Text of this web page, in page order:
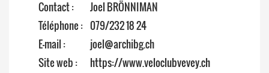
Contact :
Joel BRÖNNIMAN
Téléphone : 079/232 18 24
E-mail :
joel@archibg.ch
Site web :
https://www.veloclubvevey.ch